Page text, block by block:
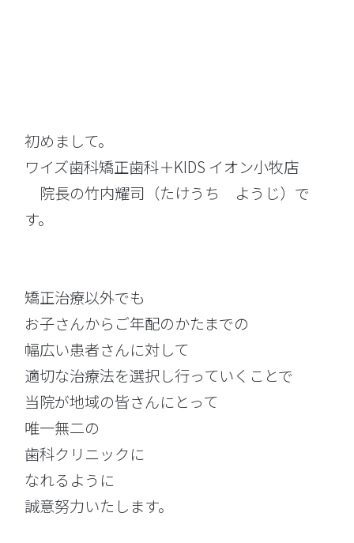
初めまして。
ワイズ歯科矯正歯科＋KIDS イオン小牧店
院長の竹内耀司（たけうち ようじ）で
す。
矯正治療以外でも
お子さんからご年配のかたまでの
幅広い患者さんに対して
適切な治療法を選択し行っていくことで
当院が地域の皆さんにとって
唯一無二の
歯科クリニックに
なれるように
誠意努力いたします。